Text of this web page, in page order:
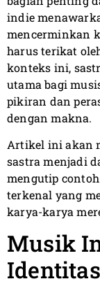
indie
mencerminkan
harus terikat
konteks ini,
utama bagi
pikiran dan
dengan makna.
Artikel ini akan
sastra menjadi
mengutip
terkenal yang
karya-karya
Musik